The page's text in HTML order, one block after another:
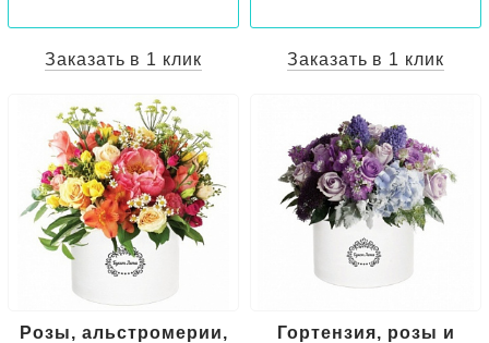
Заказать в 1 клик Заказать в 1 клик
Розы, альстромерии,
Гортензия, розы и